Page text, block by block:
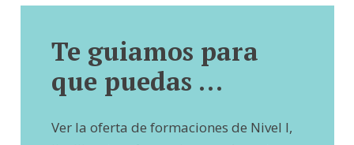
Te guiamos para
que puedas …
Ver la oferta de formaciones de Nivel I,